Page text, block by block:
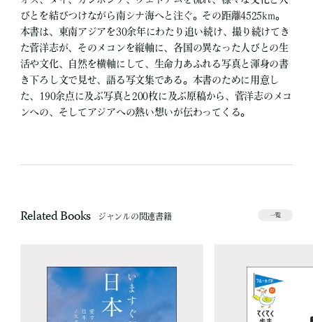
びとを結びつけながら南シナ海へと注ぐ。その距離4525km。
本書は、東南アジアを30余年にわたり追い続け、撮り続けてき
た菅洋志が、そのメコンを縦軸に、各国の異なった人びとの生
活や文化、自然を横軸にして、生命力あふれる写真と渾身の書
き下ろし文で見せ、語る写文集である。本書のために用意し
た、190余点に及ぶ写真と200枚に及ぶ原稿から、菅洋志のメコ
ンへの、そしてアジアへの熱い想いが伝わってくる。
Related Books ジャンルの関連書籍 一覧